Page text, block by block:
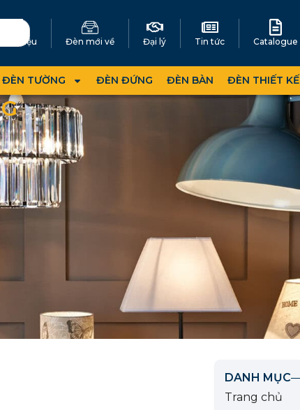
Giới thiệu Đèn mới về Đại lý Tin tức Catalogue
ĐÈN TƯỜNG ĐÈN ĐỨNG ĐÈN BÀN ĐÈN THIẾT KẾ
DANH MỤC
Trang chủ